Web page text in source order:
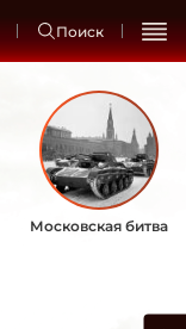
Поиск
Московская битва